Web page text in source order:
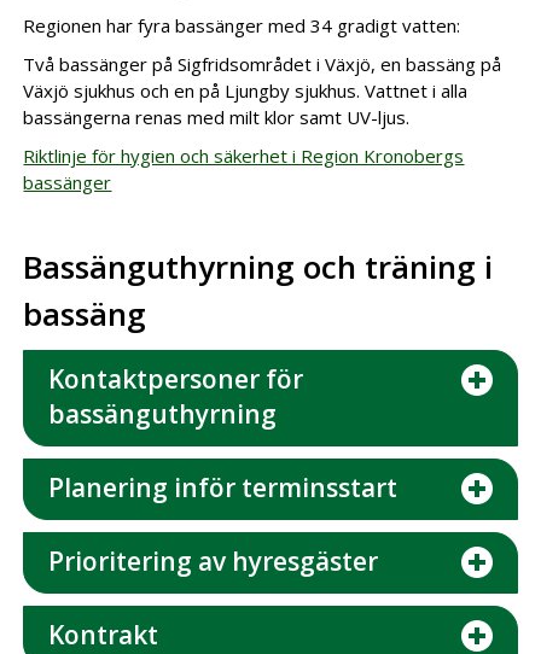
Regionen har fyra bassänger med 34 gradigt vatten:
Två bassänger på Sigfridsområdet i Växjö, en bassäng på
Växjö sjukhus och en på Ljungby sjukhus. Vattnet i alla
bassängerna renas med milt klor samt UV-ljus.
Riktlinje för hygien och säkerhet i Region Kronobergs
bassänger
Bassänguthyrning och träning i
bassäng
Kontaktpersoner för
bassänguthyrning
Planering inför terminsstart
Prioritering av hyresgäster
Kontrakt